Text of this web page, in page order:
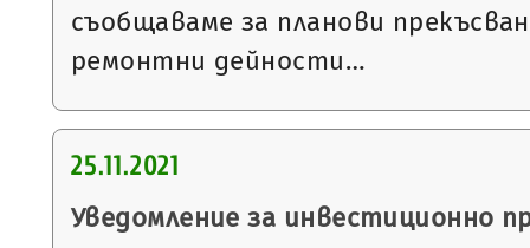
съобщаваме за планови
ремонтни дейности…
25.11.2021
Уведомление за инвестиционно